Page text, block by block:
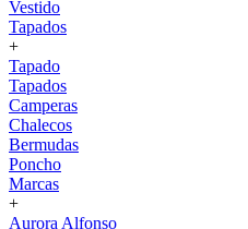
Vestido
Tapados
+
Tapado
Tapados
Camperas
Chalecos
Bermudas
Poncho
Marcas
+
Aurora Alfonso